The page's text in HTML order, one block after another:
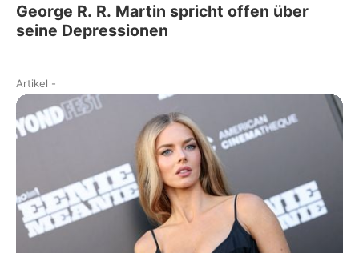
George R. R. Martin spricht offen über
seine Depressionen
Artikel -